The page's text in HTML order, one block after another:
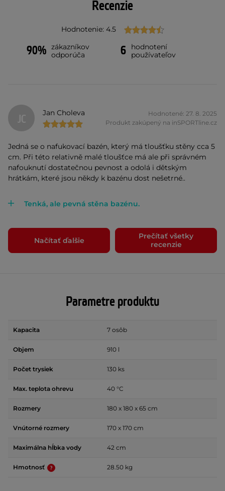
Recenzie
Hodnotenie: 4.5
90% zákazníkov
odporúča
6
hodnotení
používateľov
JC Jan Choleva
Hodnotené: 27. 8. 2025
Produkt zakúpený na inSPORTline.cz
Jedná se o nafukovací bazén, který má tloušťku stěny cca 5
cm. Při této relativně malé tloušťce má ale při správném
nafouknutí dostatečnou pevnost a odolá i dětským
hrátkám, které jsou někdy k bazénu dost nešetrné..
Tenká, ale pevná stěna bazénu.
Načítať ďalšie
Prečítať všetky
recenzie
Parametre produktu
Kapacita 7 osôb
Objem 910 l
Počet trysiek 130 ks
Max. teplota ohrevu 40 °C
Rozmery 180 x 180 x 65 cm
Vnútorné rozmery 170 x 170 cm
Maximálna hĺbka vody 42 cm
Hmotnosť 28.50 kg